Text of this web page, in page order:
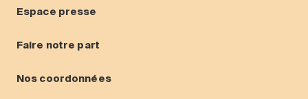
Espace presse
Faire notre part
Nos coordonnées